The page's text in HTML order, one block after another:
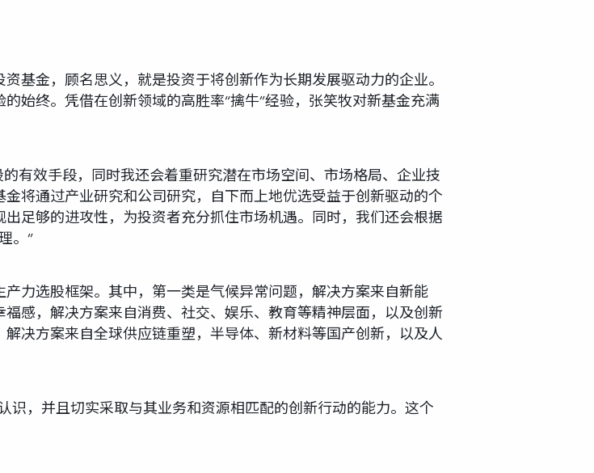
基金，顾名思义，就是投资于将创新作为长期发展驱动力的企业。
始终。凭借在创新领域的高胜率“擒牛”经验，张笑牧对新基金充满
有效手段，同时我还会着重研究潜在市场空间、市场格局、企业技
将通过产业研究和公司研究，自下而上地优选受益于创新驱动的个
足够的进攻性，为投资者充分抓住市场机遇。同时，我们还会根据
。”
力选股框架。其中，第一类是气候异常问题，解决方案来自新能
感，解决方案来自消费、社交、娱乐、教育等精神层面，以及创新
决方案来自全球供应链重塑，半导体、新材料等国产创新，以及人
识，并且切实采取与其业务和资源相匹配的创新行动的能力。这个